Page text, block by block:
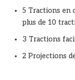
5 Tractions en
plus de 10
3 Tractions
2 Projections